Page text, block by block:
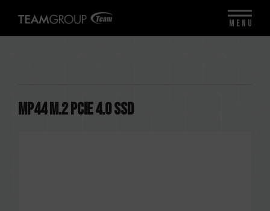
MP44 M.2 PCIe 4.0 SSD
MENU